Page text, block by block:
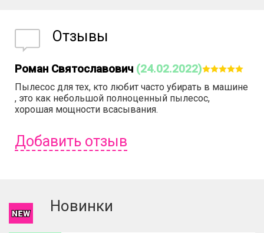
Отзывы
Роман Святославович (24.02.2022)
Пылесос для тех, кто любит часто убирать в машине
, это как небольшой полноценный пылесос,
хорошая мощности всасывания.
Добавить отзыв
Новинки